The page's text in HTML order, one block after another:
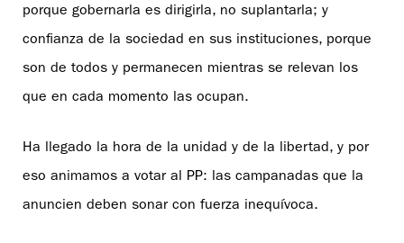
porque gobernarla es dirigirla, no suplantarla; y
confianza de la sociedad en sus instituciones, porque
son de todos y permanecen mientras se relevan los
que en cada momento las ocupan.
Ha llegado la hora de la unidad y de la libertad, y por
eso animamos a votar al PP: las campanadas que la
anuncien deben sonar con fuerza inequívoca.